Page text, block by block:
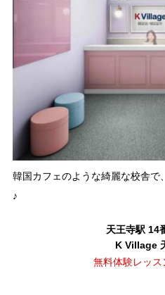
韓国カフェのような綺麗な校舎で
♪
天王寺駅 14
K Village
無料体験レッ